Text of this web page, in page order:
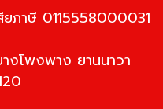
ภาษี 0115558000031
งโพงพาง ยานนาวา